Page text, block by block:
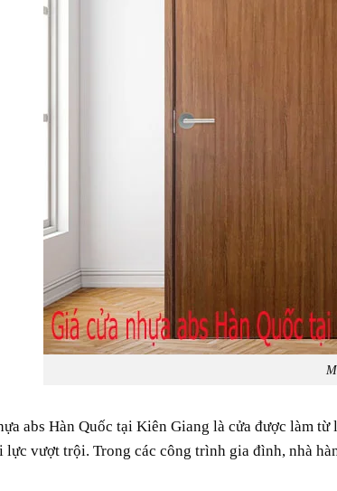
abs Hàn Quốc tại Kiên Giang là cửađược làm từ
lực vượt trội. Trong các công trình gia đình, nhà